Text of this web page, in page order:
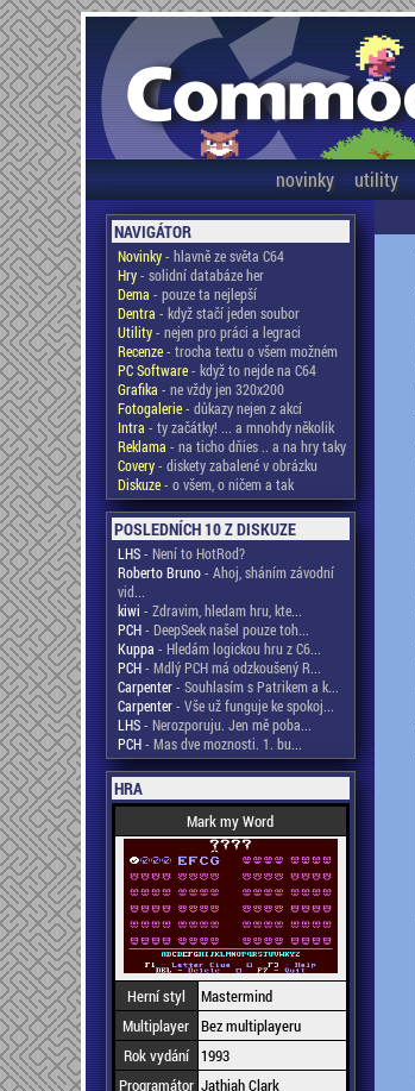
novinky utility
NAVIGÁTOR
Novinky- hlavně ze světa C64
Hry- solidní databáze her
Dema - pouze ta nejlepší
Dentra - když stačí jeden soubor
Utility- nejen pro práci a legraci
Recenze- trocha textu o všem možném
PC Software- když to nejde na C64
Grafika - ne vždy jen 320x200
Fotogalerie- důkazy nejen z akcí
Intra - ty začátky! ... a mnohdy několik
Reklama - na ticho dňies .. a na hry taky
Covery- diskety zabalené v obrázku
Diskuze- o všem, o ničem a tak
POSLEDNÍCH 10 Z DISKUZE
LHS- Není to HotRod?
Roberto Bruno- Ahoj, sháním závodní
vid...
kiwi - Zdravim, hledam hru, kte...
PCH- DeepSeek našel pouze toh...
Kuppa - Hledám logickou hru z C6...
PCH- Mdlý PCH má odzkoušený R...
Carpenter- Souhlasím s Patrikem a k...
Carpenter- Vše už funguje ke spokoj...
LHS- Nerozporuju. Jen mě poba...
PCH- Mas dve moznosti. 1. bu...
HRA
Mark my Word
Herní styl
Mastermind
Multiplayer Bez multiplayeru
Rok vydání
1993
Programátor Jathiah Clark